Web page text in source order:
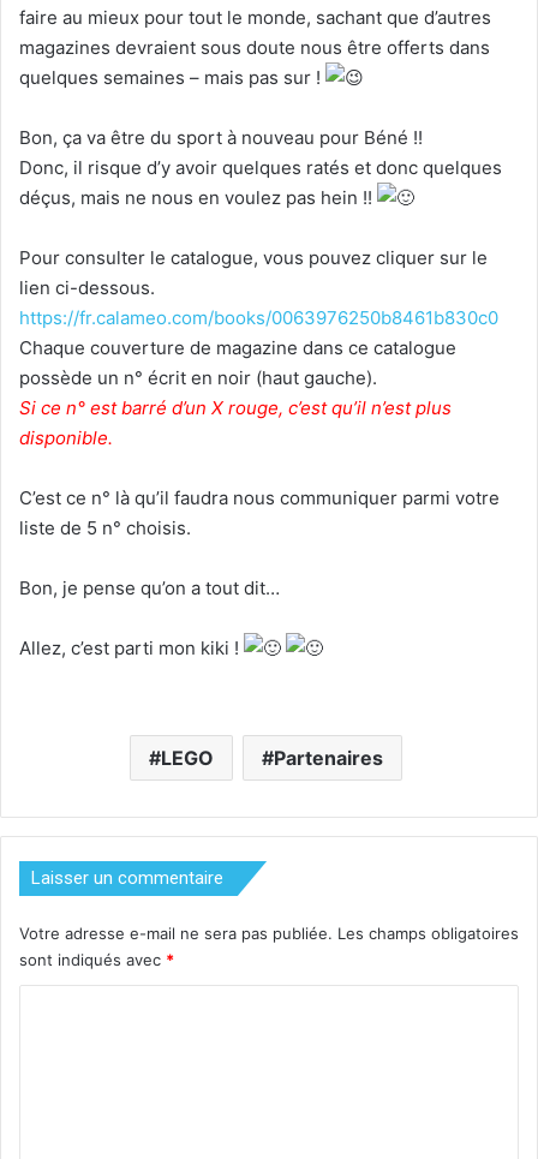
faire au mieux pour tout le monde, sachant que d’autres
magazines devraient sous doute nous être offerts dans
quelques semaines – mais pas sur !
Bon, ça va être du sport à nouveau pour Béné !!
Donc, il risque d’y avoir quelques ratés et donc quelques
déçus, mais ne nous en voulez pas hein !!
Pour consulter le catalogue, vous pouvez cliquer sur le
lien ci-dessous.
https://fr.calameo.com/books/0063976250b8461b830c0
Chaque couverture de magazine dans ce catalogue
possède un n° écrit en noir (haut gauche).
Si ce n° est barré d’un X rouge, c’est qu’il n’est plus
disponible.
C’est ce n° là qu’il faudra nous communiquer parmi votre
liste de 5 n° choisis.
Bon, je pense qu’on a tout dit…
Allez, c’est parti mon kiki !
LEGO Partenaires
Laisser un commentaire
Votre adresse e-mail ne sera pas publiée. Les champs obligatoires
sont indiqués avec *